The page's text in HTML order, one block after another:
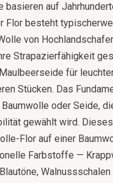
basieren auf
Flor besteht
von
Strapazierfähigkeit
für
Stücken. Das
oder Seide,
gewählt wird.
Flor auf einer
Farbstoffe —